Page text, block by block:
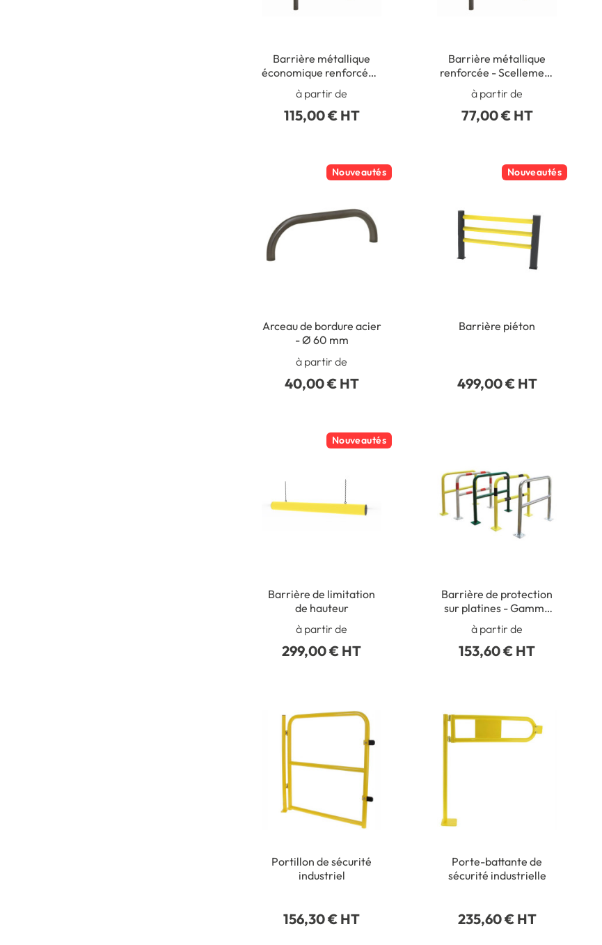
Barrière métallique
économique renforcée -
Scellement Direct
à partir de
115,00 € HT
Barrière métallique
renforcée - Scellement
à partir de
77,00 € HT
Nouveautés
Arceau de bordure acier
- Ø 60 mm
à partir de
40,00 € HT
Nouveautés
Barrière piéton
499,00 € HT
Nouveautés
Barrière de limitation
de hauteur
à partir de
299,00 € HT
Barrière de protection
sur platines - Gamme
Standard
à partir de
153,60 € HT
Portillon de sécurité
industriel
156,30 € HT
Porte-battante de
sécurité industrielle
235,60 € HT